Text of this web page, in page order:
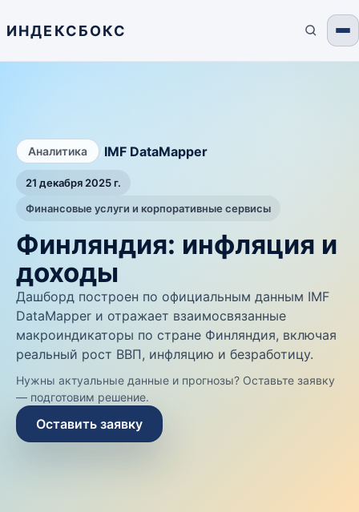
ИНДЕКСБОКС
Аналитика IMF DataMapper
21 декабря 2025 г.
Финансовые услуги и корпоративные сервисы
Финляндия: инфляция и
доходы
Дашборд построен по официальным данным IMF
DataMapper и отражает взаимосвязанные
макроиндикаторы по стране Финляндия, включая
реальный рост ВВП, инфляцию и безработицу.
Нужны актуальные данные и прогнозы? Оставьте заявку
— подготовим решение.
Оставить заявку